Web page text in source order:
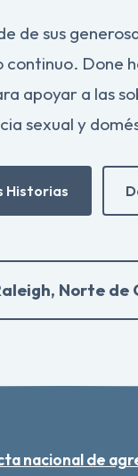
de sus
Done
apoyar a las
sexual y
Historias
Norte de
nacional de